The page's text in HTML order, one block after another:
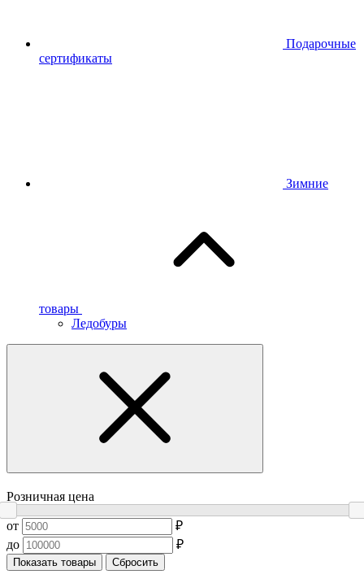
Подарочные
сертификаты
Зимние
товары
Ледобуры
Розничная цена
от
₽
до
₽
Показать товары Сбросить